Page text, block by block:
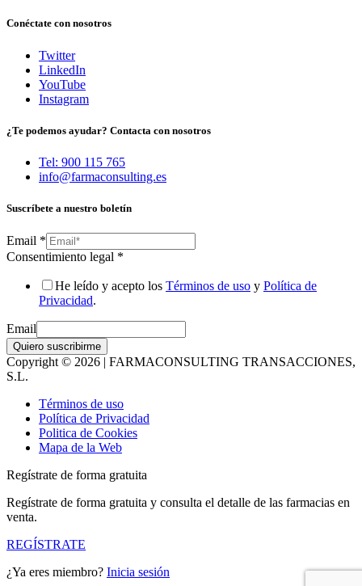
Conéctate con nosotros
Twitter
LinkedIn
YouTube
Instagram
¿Te podemos ayudar? Contacta con nosotros
Tel: 900 115 765
info@farmaconsulting.es
Suscríbete a nuestro boletín
Email *
Consentimiento legal *
He leído y acepto los Términos de uso y Política de
Privacidad.
Email
Quiero suscribirme
Copyright © 2026 | FARMACONSULTING TRANSACCIONES,
S.L.
Términos de uso
Política de Privacidad
Politica de Cookies
Mapa de la Web
Regístrate de forma gratuita
Regístrate de forma gratuita y consulta el detalle de las farmacias en
venta.
REGÍSTRATE
¿Ya eres miembro? Inicia sesión